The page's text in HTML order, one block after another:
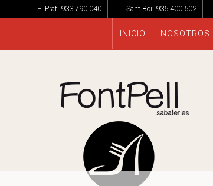
El Prat: 933 790 040 Sant Boi: 936 400 502
INICIO NOSOTROS